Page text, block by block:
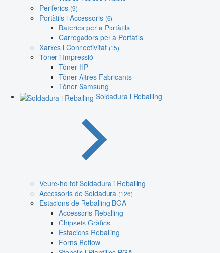
Perifèrics (9)
Portàtils i Accessoris (6)
Bateries per a Portàtils
Carregadors per a Portàtils
Xarxes i Connectivitat (15)
Tòner i Impressió
Tòner HP
Tòner Altres Fabricants
Tòner Samsung
Soldadura i Reballing
Veure-ho tot Soldadura i Reballing
Accessoris de Soldadura (126)
Estacions de Reballing BGA
Accessoris Reballing
Chipsets Gràfics
Estacions Reballing
Forns Reflow